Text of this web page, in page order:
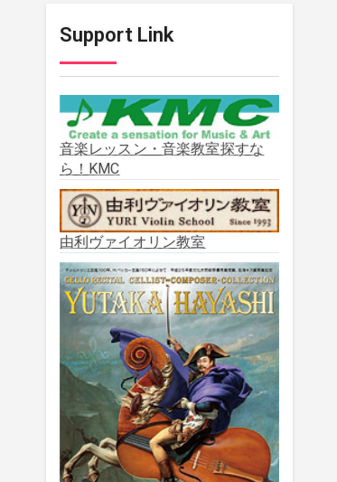
2025年11月(2)
2025年10月(2)
2025年9月(3)
2025年8月(5)
2025年7月(3)
2025年6月(1)
2025年5月(5)
2025年3月(1)
2025年2月(1)
2025年1月(3)
Support Link
音楽レッスン・音楽教室探すな
ら！KMC
由利ヴァイオリン教室